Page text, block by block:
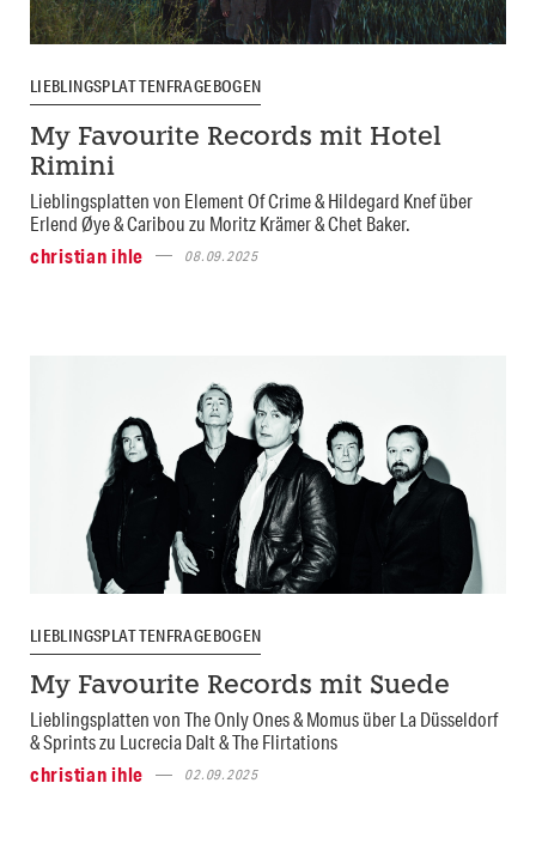
LIEBLINGSPLATTENFRAGEBOGEN
My Favourite Records mit Hotel
Rimini
Lieblingsplatten von Element Of Crime & Hildegard Knef über
Erlend Øye & Caribou zu Moritz Krämer & Chet Baker.
christian ihle
08.09.2025
LIEBLINGSPLATTENFRAGEBOGEN
My Favourite Records mit Suede
Lieblingsplatten von The Only Ones & Momus über La Düsseldorf
& Sprints zu Lucrecia Dalt & The Flirtations
christian ihle
02.09.2025